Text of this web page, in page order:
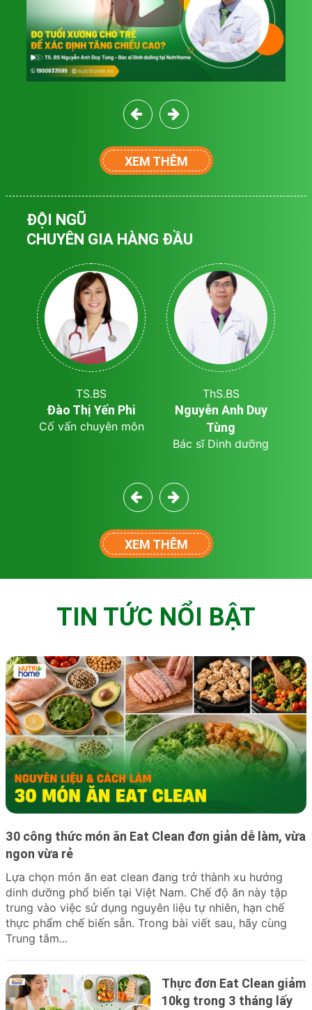
XEM THÊM
ĐỘI NGŨ
CHUYÊN GIA HÀNG ĐẦU
TS.BS
Đào Thị Yến Phi
Cố vấn chuyên môn
ThS.BS
Nguyễn Anh Duy
Tùng
Bác sĩ Dinh dưỡng
XEM THÊM
TIN TỨC NỔI BẬT
30 công thức món ăn Eat Clean đơn giản dễ làm, vừa
ngon vừa rẻ
Lựa chọn món ăn eat clean đang trở thành xu hướng
dinh dưỡng phổ biến tại Việt Nam. Chế độ ăn này tập
trung vào việc sử dụng nguyên liệu tự nhiên, hạn chế
thực phẩm chế biến sẵn. Trong bài viết sau, hãy cùng
Trung tâm...
Thực đơn Eat Clean giảm
10kg trong 3 tháng lấy